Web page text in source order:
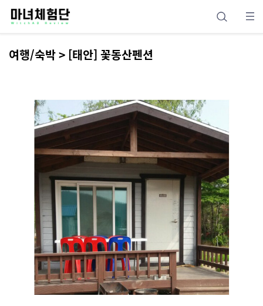
여행/숙박 > [태안] 꽃동산펜션